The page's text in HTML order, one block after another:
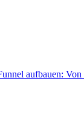
aufbauen: